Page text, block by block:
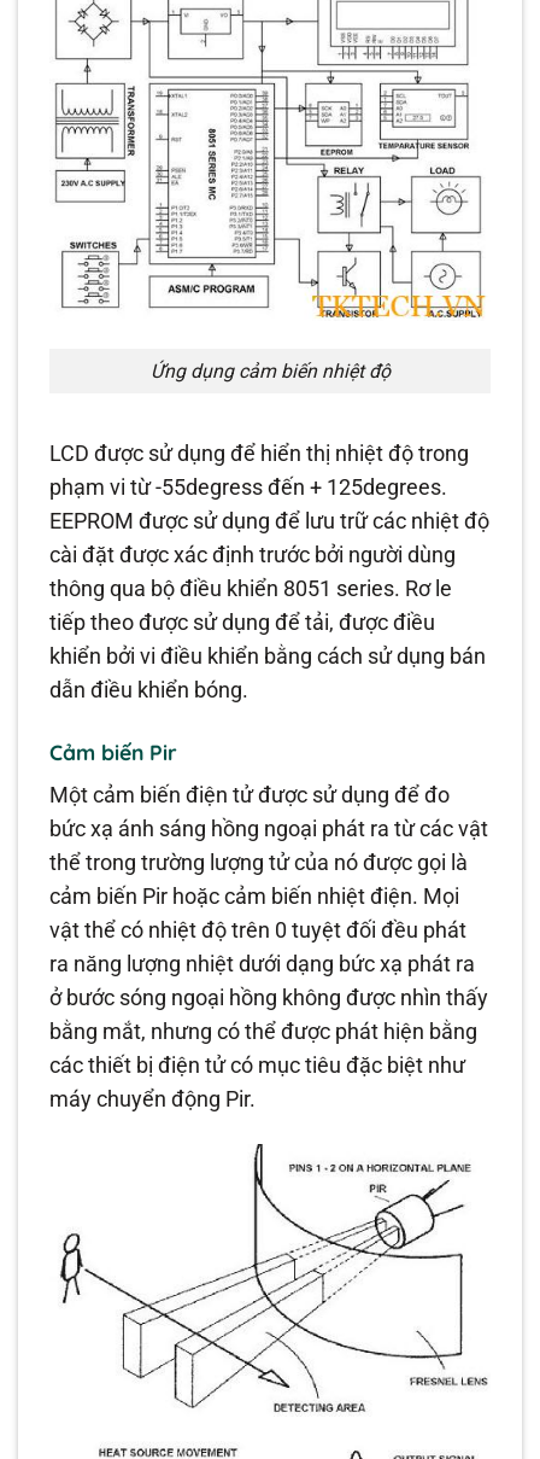
Ứng dụng cảm biến nhiệt độ
LCD được sử dụng để hiển thị nhiệt độ trong
phạm vi từ -55degress đến + 125degrees.
EEPROM được sử dụng để lưu trữ các nhiệt độ
cài đặt được xác định trước bởi người dùng
thông qua bộ điều khiển 8051 series. Rơ le
tiếp theo được sử dụng để tải, được điều
khiển bởi vi điều khiển bằng cách sử dụng bán
dẫn điều khiển bóng.
Cảm biến Pir
Một cảm biến điện tử được sử dụng để đo
bức xạ ánh sáng hồng ngoại phát ra từ các vật
thể trong trường lượng tử của nó được gọi là
cảm biến Pir hoặc cảm biến nhiệt điện. Mọi
vật thể có nhiệt độ trên 0 tuyệt đối đều phát
ra năng lượng nhiệt dưới dạng bức xạ phát ra
ở bước sóng ngoại hồng không được nhìn thấy
bằng mắt, nhưng có thể được phát hiện bằng
các thiết bị điện tử có mục tiêu đặc biệt như
máy chuyển động Pir.